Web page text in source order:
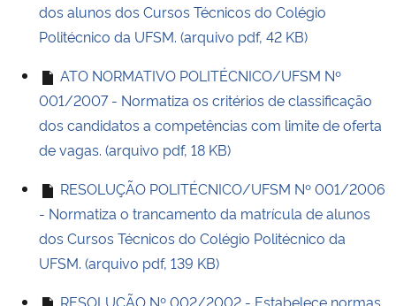
dos alunos dos Cursos Técnicos do Colégio
Politécnico da UFSM. (arquivo pdf, 42 KB)
ATO NORMATIVO POLITÉCNICO/UFSM Nº
001/2007 - Normatiza os critérios de classificação
dos candidatos a competências com limite de oferta
de vagas. (arquivo pdf, 18 KB)
RESOLUÇÃO POLITÉCNICO/UFSM Nº 001/2006
- Normatiza o trancamento da matrícula de alunos
dos Cursos Técnicos do Colégio Politécnico da
UFSM. (arquivo pdf, 139 KB)
RESOLUÇÃO Nº 002/2002 - Estabelece normas